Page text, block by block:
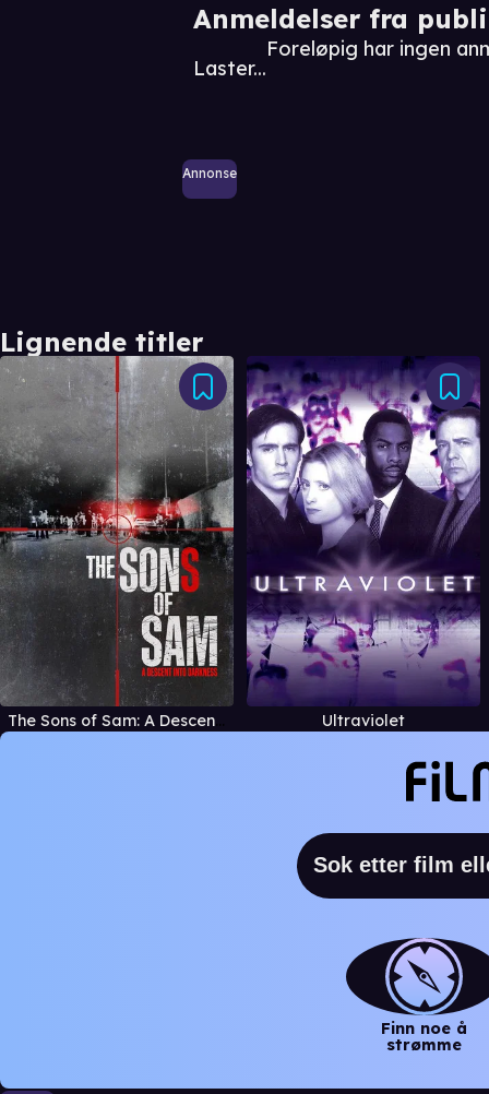
Anmeldelser fra
Laster...
Foreløpig har ingen
Annonse
Lignende titler
The Sons of Sam: A Descent into Darkness Ultraviolet
Finn noe å
strømme